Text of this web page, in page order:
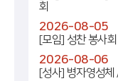
회
2026-08-05
[모임] 성찬 봉사
2026-08-06
[성사] 병자영성